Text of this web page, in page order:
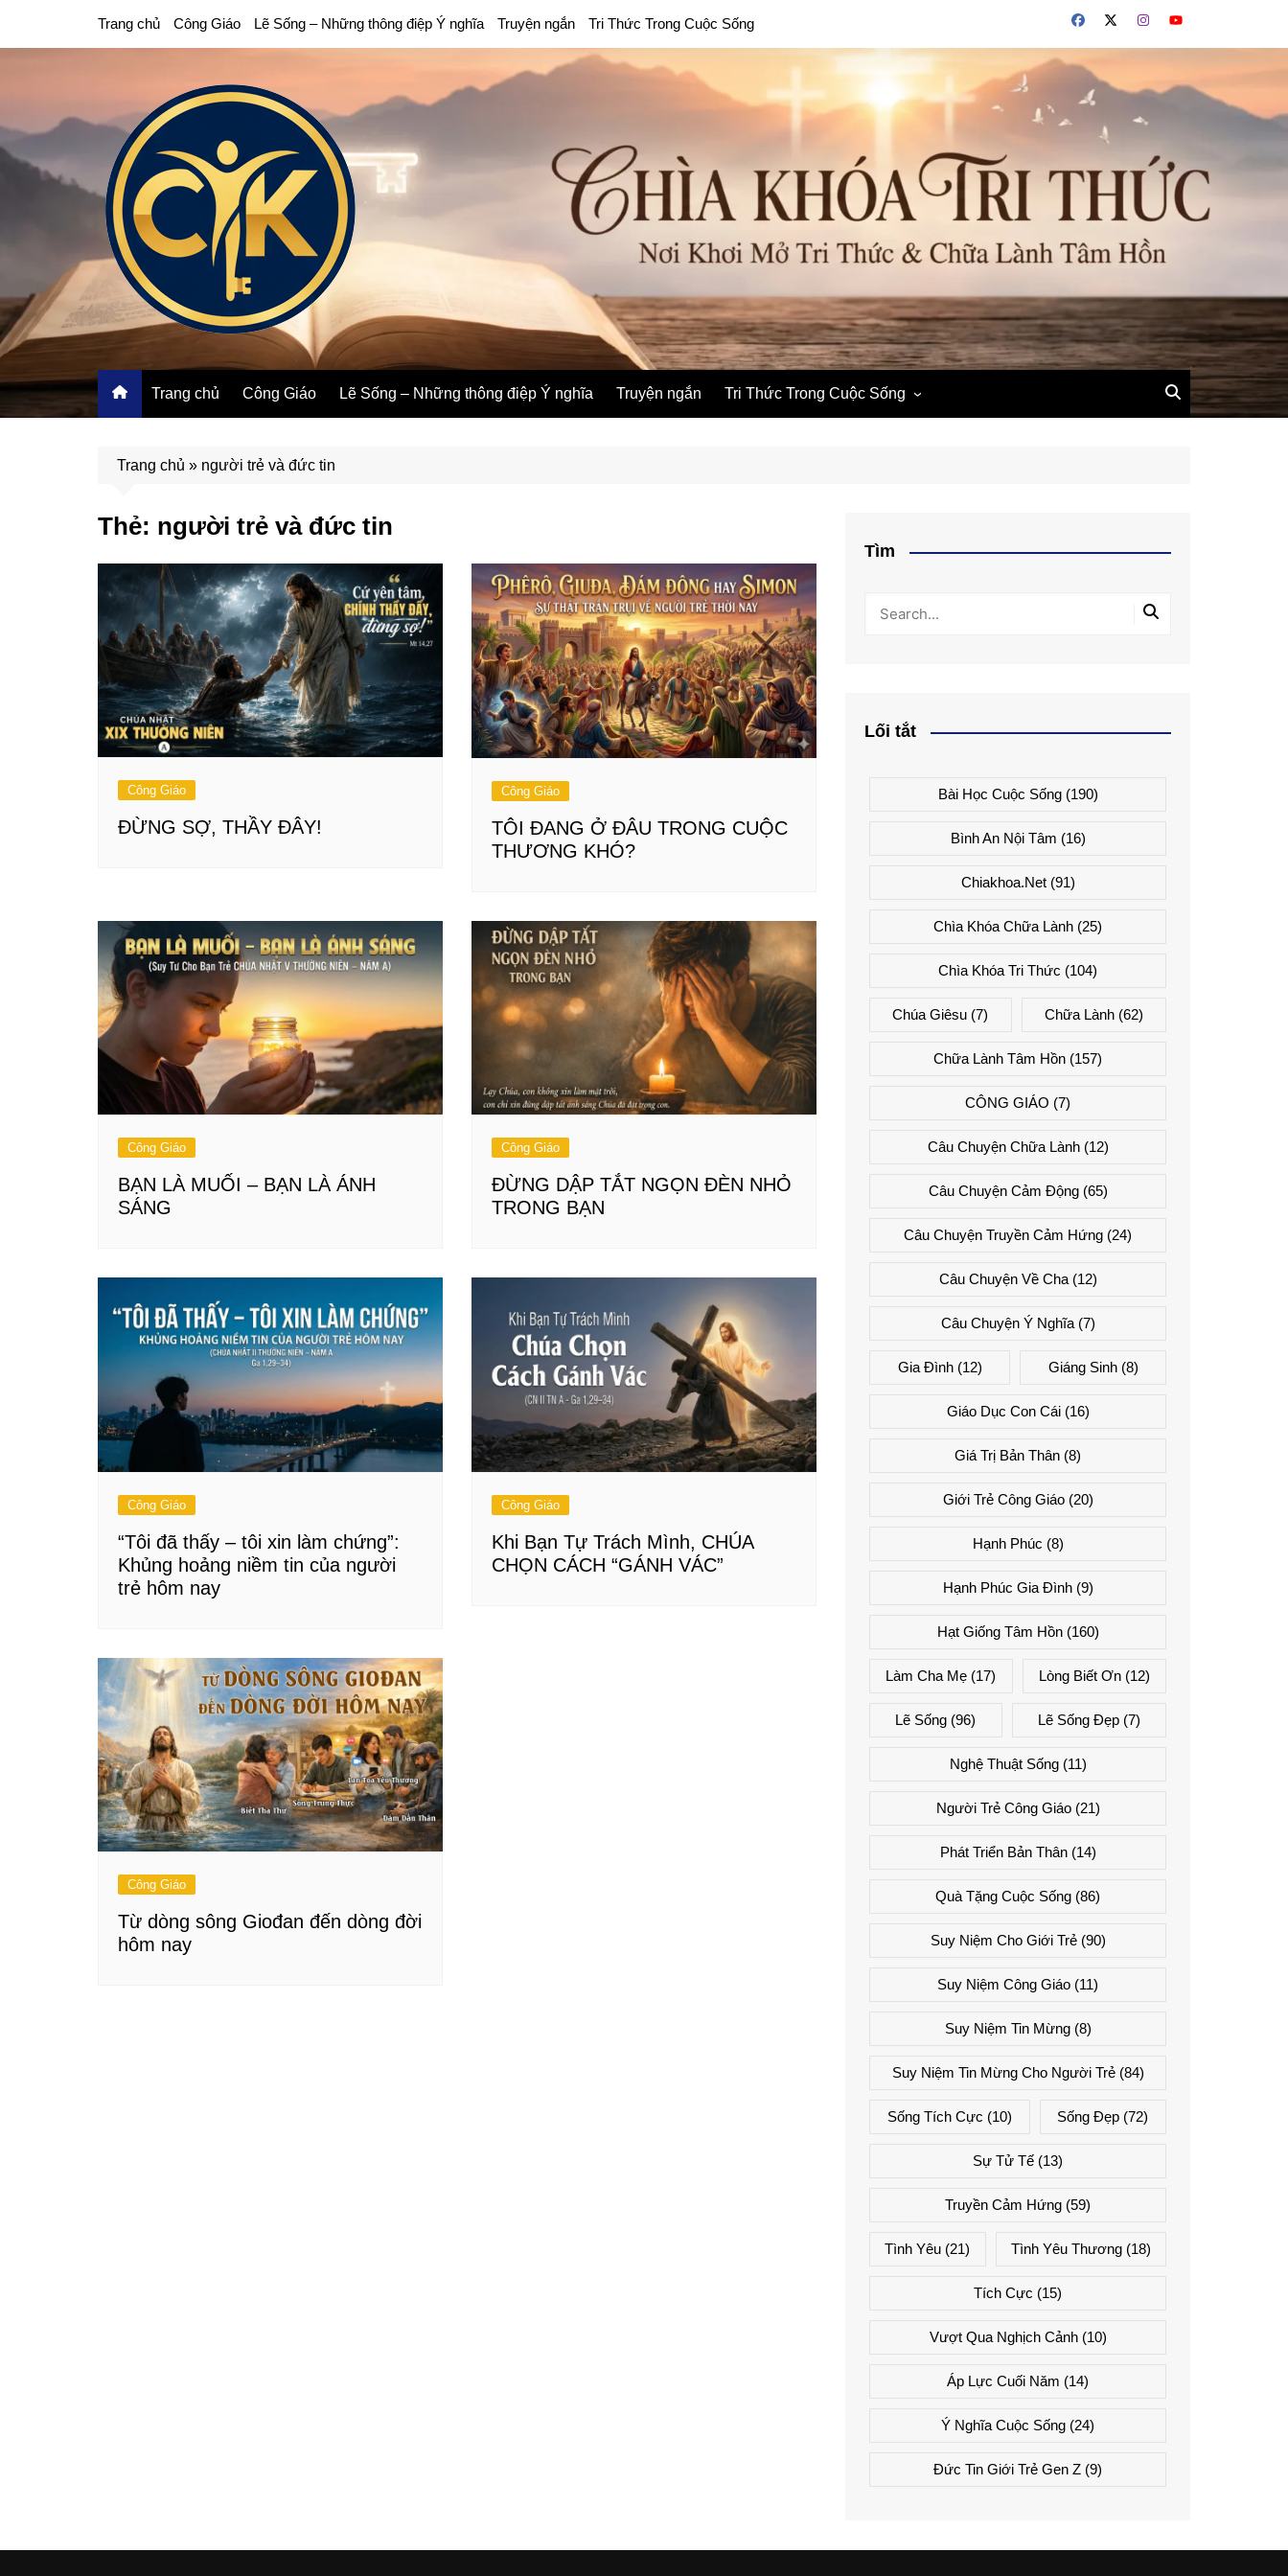
Trang chủ Công Giáo Lẽ Sống – Những thông điệp Ý nghĩa Truyện ngắn Tri Thức Trong Cuộc Sống
Trang chủ Công Giáo Lẽ Sống – Những thông điệp Ý nghĩa Truyện ngắn Tri Thức Trong Cuộc Sống
Trang chủ » người trẻ và đức tin
Thẻ: người trẻ và đức tin
Công Giáo
ĐỪNG SỢ, THẦY ĐÂY!
Công Giáo
TÔI ĐANG Ở ĐÂU TRONG CUỘC
THƯƠNG KHÓ?
Công Giáo
BẠN LÀ MUỐI – BẠN LÀ ÁNH
SÁNG
Công Giáo
ĐỪNG DẬP TẮT NGỌN ĐÈN NHỎ
TRONG BẠN
Công Giáo
“Tôi đã thấy – tôi xin làm chứng”:
Khủng hoảng niềm tin của người
trẻ hôm nay
Công Giáo
Khi Bạn Tự Trách Mình, CHÚA
CHỌN CÁCH “GÁNH VÁC”
Công Giáo
Từ dòng sông Giođan đến dòng đời
hôm nay
Tìm
Lối tắt
Bài Học Cuộc Sống(190)
Bình An Nội Tâm (16)
Chiakhoa.net(91)
Chìa Khóa Chữa Lành (25)
Chìa Khóa Tri Thức (104)
Chúa Giêsu (7) Chữa Lành(62)
Chữa Lành Tâm Hồn (157)
CÔNG GIÁO (7)
Câu Chuyện Chữa Lành(12)
Câu Chuyện Cảm Động(65)
Câu Chuyện Truyền Cảm Hứng (24)
Câu Chuyện Về Cha(12)
Câu Chuyện Ý Nghĩa(7)
Gia Đình(12) Giáng Sinh(8)
Giáo Dục Con Cái(16)
Giá Trị Bản Thân (8)
Giới Trẻ Công Giáo(20)
Hạnh Phúc (8)
Hạnh Phúc Gia Đình(9)
Hạt Giống Tâm Hồn(160)
Làm Cha Mẹ (17) Lòng Biết Ơn(12)
Lẽ Sống (96) Lẽ Sống Đẹp(7)
Nghệ Thuật Sống(11)
Người Trẻ Công Giáo(21)
Phát Triển Bản Thân(14)
Quà Tặng Cuộc Sống (86)
Suy Niệm Cho Giới Trẻ(90)
Suy Niệm Công Giáo (11)
Suy Niệm Tin Mừng(8)
Suy Niệm Tin Mừng Cho Người Trẻ(84)
Sống Tích Cực (10) Sống Đẹp (72)
Sự Tử Tế (13)
Truyền Cảm Hứng (59)
Tình Yêu (21) Tình Yêu Thương(18)
Tích Cực (15)
Vượt Qua Nghịch Cảnh(10)
Áp Lực Cuối Năm (14)
Ý Nghĩa Cuộc Sống (24)
Đức Tin Giới Trẻ Gen Z (9)